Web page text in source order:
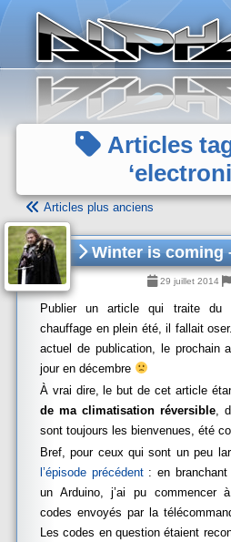
Articles
Articles plus anciens
Winter is coming
29 juillet 2014
Publier un article qui traite du
chauffage en plein été, il fallait
actuel de publication, le prochain
jour en décembre
À vrai dire, le but de cet article
de ma climatisation réversible,
sont toujours les bienvenues, été
Bref, pour ceux qui sont un peu
l’épisode précédent: en branchant
un Arduino, j’ai pu commencer
codes envoyés par la
Les codes en question étaient